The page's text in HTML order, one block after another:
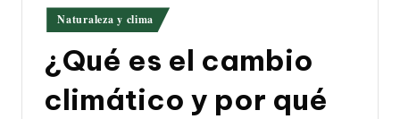
Publicado
en
Naturaleza y clima
¿Qué es el cambio
climático y por qué